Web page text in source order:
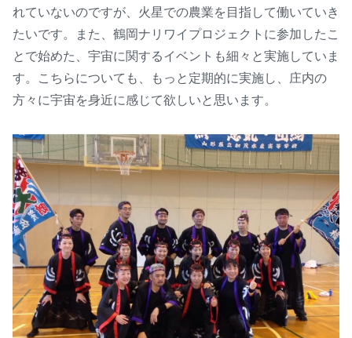
れていないのですが、火星での農業を目指して働いていき
たいです。また、鶴岡ナリワイプロジェクトに参加したこ
とで始めた、宇宙に関するイベントも細々と実施していま
す。こちらについても、もっと定期的に実施し、庄内の
方々に宇宙を身近に感じて欲しいと思います。